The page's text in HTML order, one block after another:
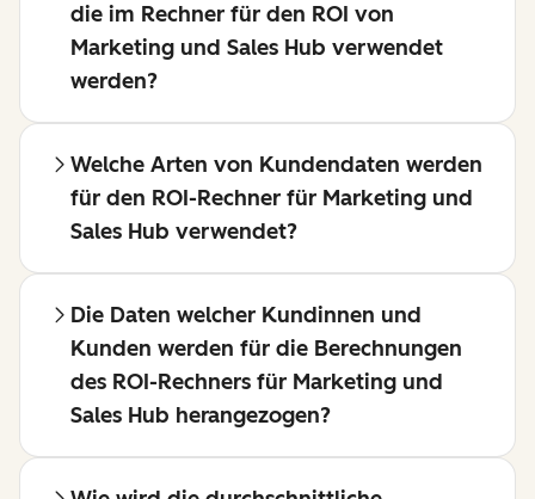
die im Rechner für den ROI von
Marketing und Sales Hub verwendet
werden?
Welche Arten von Kundendaten werden
für den ROI-Rechner für Marketing und
Sales Hub verwendet?
Die Daten welcher Kundinnen und
Kunden werden für die Berechnungen
des ROI-Rechners für Marketing und
Sales Hub herangezogen?